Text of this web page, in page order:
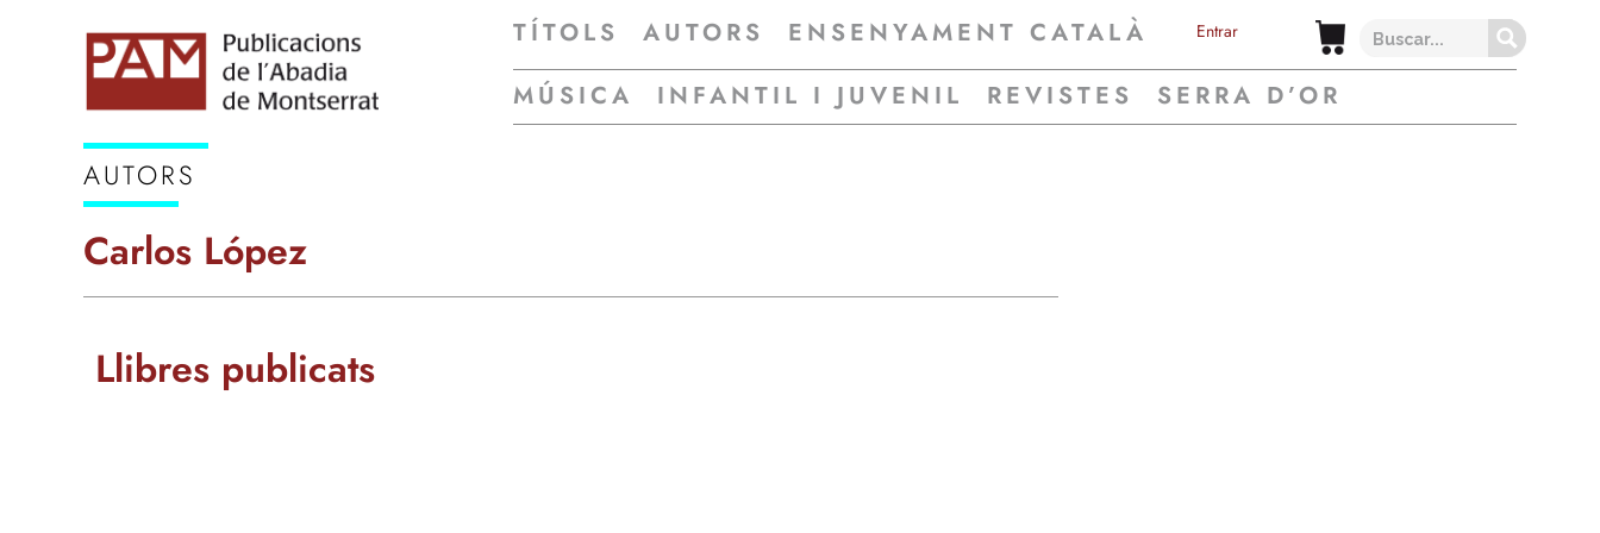
TÍTOLS AUTORS ENSENYAMENT CATALÀ Entrar
MÚSICA INFANTIL I JUVENIL REVISTES SERRA D’OR
AUTORS
Carlos López
Llibres publicats